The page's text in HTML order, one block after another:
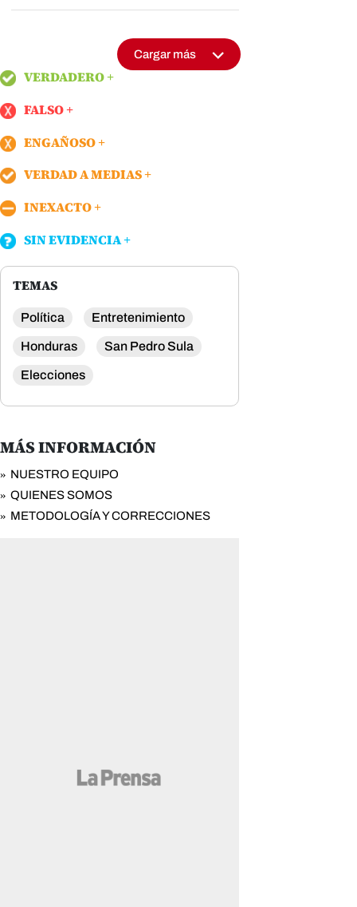
Cargar más
VERDADERO
FALSO
ENGAÑOSO
VERDAD A MEDIAS
INEXACTO
SIN EVIDENCIA
TEMAS
Política Entretenimiento
Honduras San Pedro Sula
Elecciones
MÁS INFORMACIÓN
NUESTRO EQUIPO
QUIENES SOMOS
METODOLOGÍA Y CORRECCIONES